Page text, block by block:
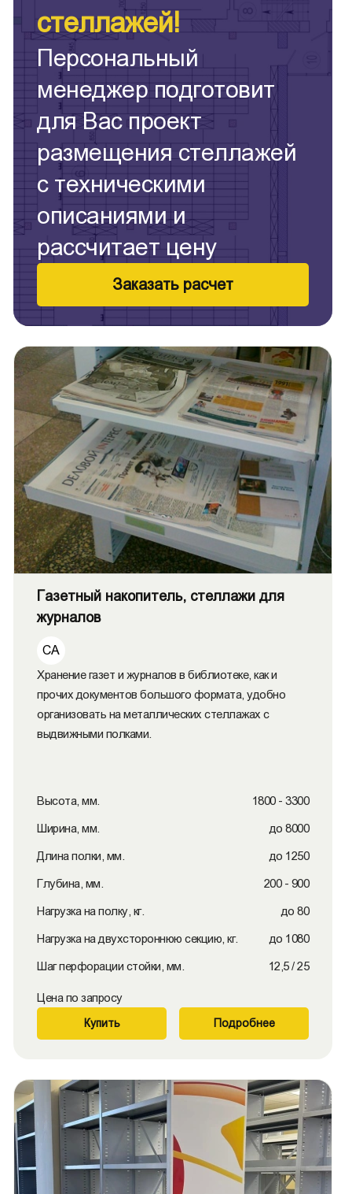
стеллажей!
Персональный
менеджер подготовит
для Вас проект
размещения стеллажей
с техническими
описаниями и
рассчитает цену
Заказать расчет
Газетный накопитель, стеллажи для
журналов
СА
Хранение газет и журналов в библиотеке, как и
прочих документов большого формата, удобно
организовать на металлических стеллажах с
выдвижными полками.
Высота, мм. 1800 - 3300
Ширина, мм. до 8000
Длина полки, мм. до 1250
Глубина, мм. 200 - 900
Нагрузка на полку, кг. до 80
Нагрузка на двухстороннюю секцию, кг. до 1080
Шаг перфорации стойки, мм. 12,5 / 25
Цена по запросу
Купить Подробнее